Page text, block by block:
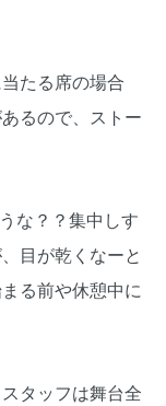
たる席の場合
るので、ストー
な？？集中しす
目が乾くなーと
る前や休憩中に
タッフは舞台全